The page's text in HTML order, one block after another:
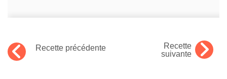
Recette précédente
Recette
suivante